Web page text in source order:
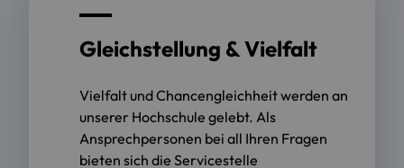
Gleichstellung & Vielfalt
Vielfalt und Chancengleichheit werden an
unserer Hochschule gelebt. Als
Ansprechpersonen bei all Ihren Fragen
bieten sich die Servicestelle